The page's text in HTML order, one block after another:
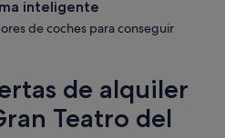
inteligente
de coches para conseguir
de alquiler
Teatro del